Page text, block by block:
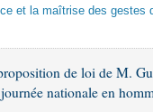
et la maîtrise des gestes
de loi de M.
nationale en